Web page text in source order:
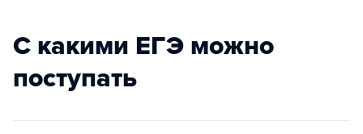
С какими ЕГЭ можно
поступать